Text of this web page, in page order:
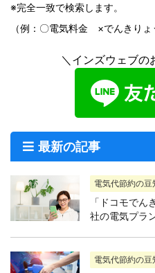
※完全一致で検索します。
（例：〇電気料金 ×でんきりょ
＼インズウェブの
最新の記事
電気代節約の豆
「ドコモで
社の電気プラ
電気代節約の豆